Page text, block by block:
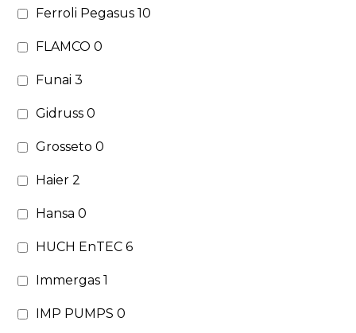
Ferroli Pegasus10
FLAMCO0
Funai3
Gidruss0
Grosseto0
Haier2
Hansa0
HUCH EnTEC6
Immergas1
IMP PUMPS0